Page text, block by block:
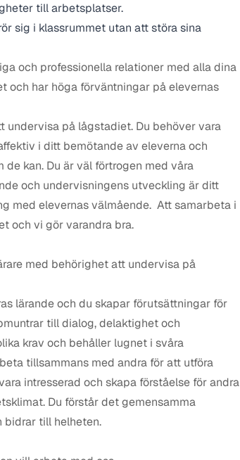
till arbetsplatser.
sig i klassrummet utan att störa sina
och professionella relationer med alla dina
och har höga förväntningar på elevernas
undervisa på lågstadiet. Du behöver vara
i ditt bemötande av eleverna och
kan. Du är väl förtrogen med våra
och undervisningens utveckling är ditt
med elevernas välmående. Att samarbeta i
och vi gör varandra bra.
med behörighet att undervisa på
lärande och du skapar förutsättningar för
till dialog, delaktighet och
krav och behåller lugnet i svåra
tillsammans med andra för att utföra
intresserad och skapa förståelse för andra
Du förstår det gemensamma
bidrar till helheten.